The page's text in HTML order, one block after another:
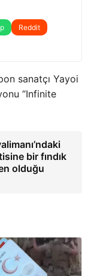
Reddit
sanatçı Yayoi
“Infinite
bir fındık
olduğu